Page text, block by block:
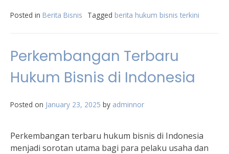
Posted in Berita Bisnis Tagged berita hukum bisnis terkini
Perkembangan Terbaru
Hukum Bisnis di Indonesia
Posted on January 23, 2025 by adminnor
Perkembangan terbaru hukum bisnis di Indonesia
menjadi sorotan utama bagi para pelaku usaha dan